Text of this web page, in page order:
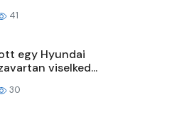
41
egy Hyundai
viselked...
30